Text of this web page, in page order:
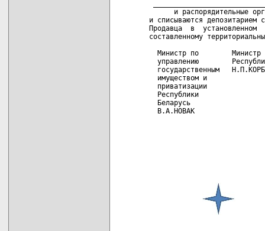
и распорядительные
и списываются
Продавца  в  установленном
составленному
Министр по        Министр
управлению
государственным
имуществом и
приватизации
Республики
  Беларусь
  В.А.НОВАК